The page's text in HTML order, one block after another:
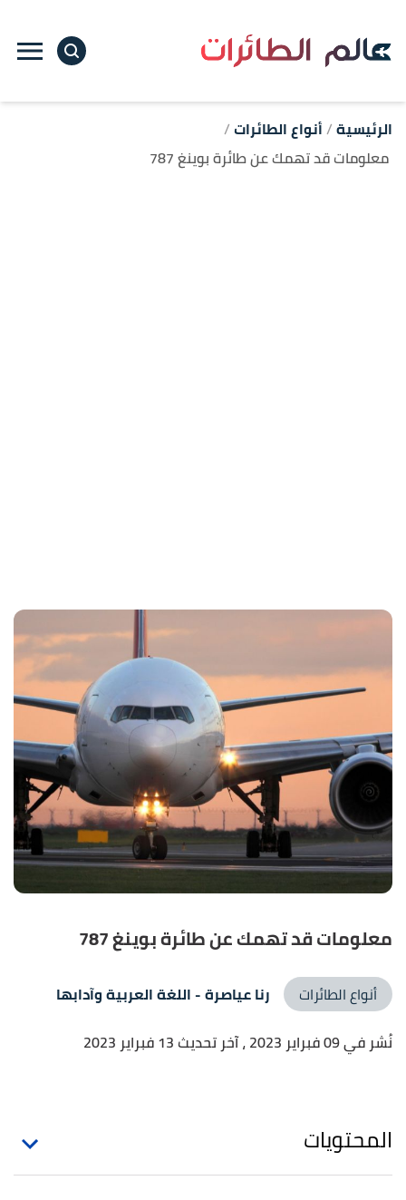
الرئيسية أنواع الطائرات
معلومات قد تهمك عن طائرة بوينغ 787
معلومات قد تهمك عن طائرة بوينغ 787
أنواع الطائرات رنا عياصرة- اللغة العربية وآدابها
نُشر في 09 فبراير 2023
، آخر تحديث 13 فبراير 2023
المحتويات